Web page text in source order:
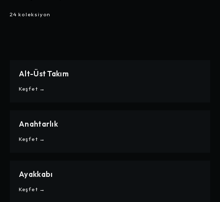
24 koleksiyon
CARPE
ALT-ÜST TAKIM
Alt-Üst Takım
Keşfet →
CARPE
ANAHTARLIK
Anahtarlık
Keşfet →
CARPE
AYAKKABI
Ayakkabı
Keşfet →